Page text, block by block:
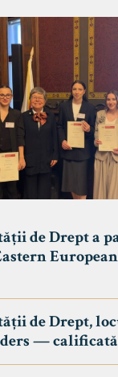
de Drept a
de Drept,
— calificată